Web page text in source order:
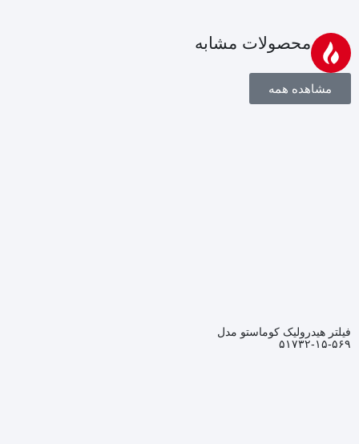
محصولات مشابه
مشاهده همه
فیلتر هیدرولیک کوماستو مدل
۵۶۹-۱۵-۵۱۷۳۲